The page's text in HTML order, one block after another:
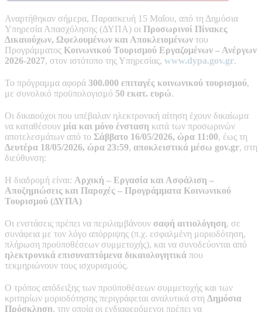
Αναρτήθηκαν σήμερα, Παρασκευή 15 Μαΐου, από τη Δημόσια
Υπηρεσία Απασχόλησης (ΔΥΠΑ) οι Προσωρινοί Πίνακες
Δικαιούχων, Ωφελουμένων και Αποκλειομένων του
Προγράμματος Κοινωνικού Τουρισμού Εργαζομένων – Ανέργων
2026‑2027, στον ιστότοπο της Υπηρεσίας, www.dypa.gov.gr.
Το πρόγραμμα αφορά 300.000 επιταγές κοινωνικού τουρισμού,
με συνολικό προϋπολογισμό 50 εκατ. ευρώ.
Οι δικαιούχοι που υπέβαλαν ηλεκτρονική αίτηση έχουν δικαίωμα
να καταθέσουν μία και μόνο ένσταση κατά των προσωρινών
αποτελεσμάτων από το Σάββατο 16/05/2026, ώρα 11:00, έως τη
Δευτέρα 18/05/2026, ώρα 23:59, αποκλειστικά μέσω gov.gr, στη
διεύθυνση:
Η διαδρομή είναι: Αρχική – Εργασία και Ασφάλιση –
Αποζημιώσεις και Παροχές – Προγράμματα Κοινωνικού
Τουρισμού (ΔΥΠΑ)
Οι ενστάσεις πρέπει να περιλαμβάνουν σαφή αιτιολόγηση, σε
συνάφεια με τον λόγο απόρριψης (π.χ. εσφαλμένη μοριοδότηση,
πλήρωση προϋποθέσεων συμμετοχής), και να συνοδεύονται από
ηλεκτρονικά επισυναπτόμενα δικαιολογητικά που
τεκμηριώνουν τους ισχυρισμούς.
Ο τρόπος απόδειξης των προϋποθέσεων συμμετοχής και των
κριτηρίων μοριοδότησης περιγράφεται αναλυτικά στη Δημόσια
Πρόσκληση, την οποία οι ενδιαφερόμενοι πρέπει να